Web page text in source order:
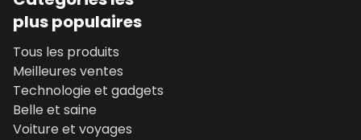
plus populaires
Tous les produits
Meilleures ventes
Technologie et gadgets
Belle et saine
Voiture et voyages